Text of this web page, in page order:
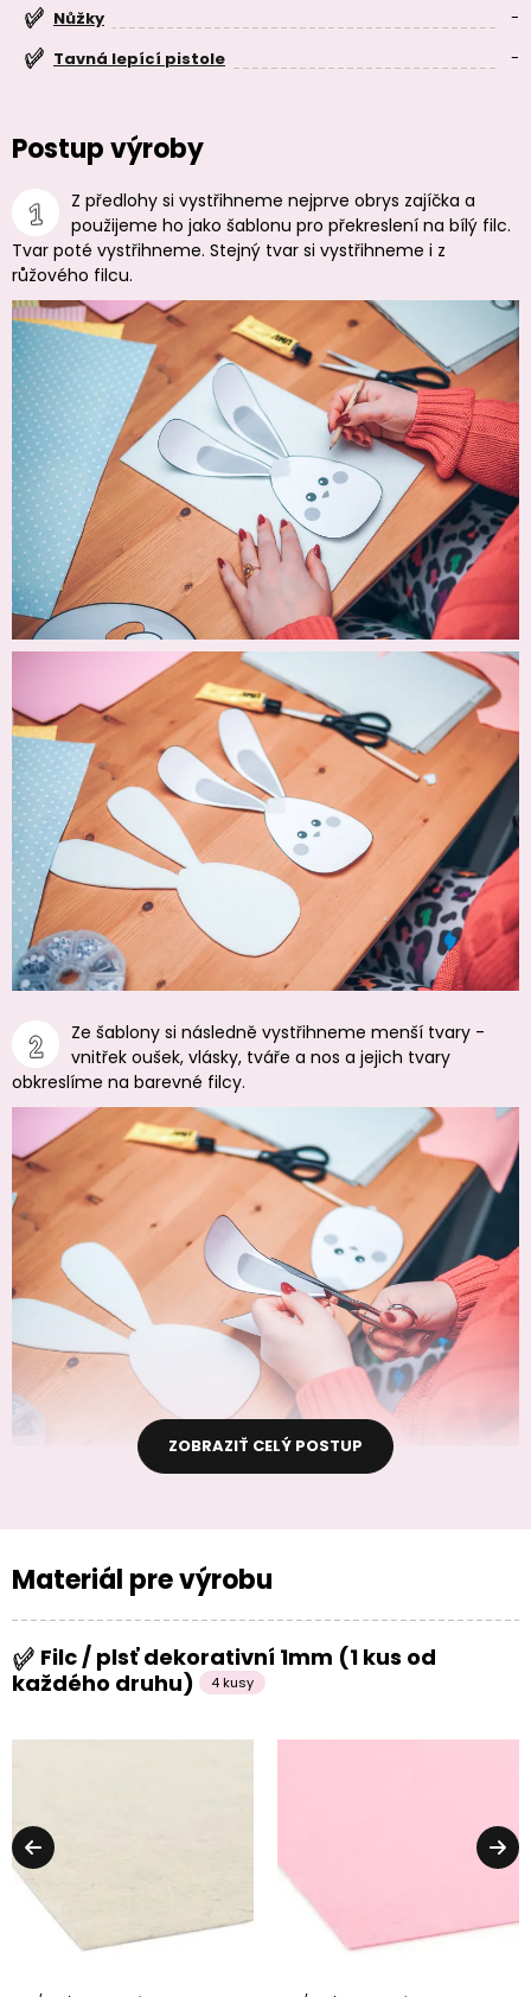
Nůžky
-
Tavná lepící pistole
-
Postup výroby
Z předlohy si vystřihneme nejprve obrys zajíčka a
použijeme ho jako šablonu pro překreslení na bílý filc.
Tvar poté vystřihneme. Stejný tvar si vystřihneme i z
růžového filcu.
Ze šablony si následně vystřihneme menší tvary -
vnitřek oušek, vlásky, tváře a nos a jejich tvary
obkreslíme na barevné filcy.
ZOBRAZIŤ CELÝ POSTUP
Materiál pre výrobu
Filc / plsť dekorativní 1mm (1 kus od
každého druhu)
4 kusy